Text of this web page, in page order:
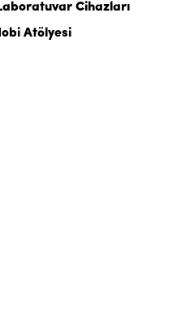
Cihazları
Atölyesi